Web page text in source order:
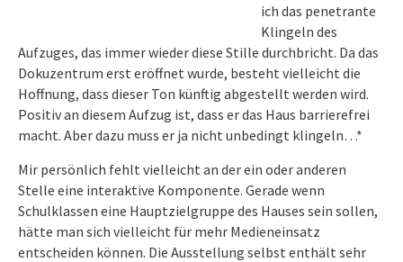
ich das penetrante
Klingeln des
Aufzuges, das immer wieder diese Stille durchbricht. Da das
Dokuzentrum erst eröffnet wurde, besteht vielleicht die
Hoffnung, dass dieser Ton künftig abgestellt werden wird.
Positiv an diesem Aufzug ist, dass er das Haus barrierefrei
macht. Aber dazu muss er ja nicht unbedingt klingeln…*
Mir persönlich fehlt vielleicht an der ein oder anderen
Stelle eine interaktive Komponente. Gerade wenn
Schulklassen eine Hauptzielgruppe des Hauses sein sollen,
hätte man sich vielleicht für mehr Medieneinsatz
entscheiden können. Die Ausstellung selbst enthält sehr